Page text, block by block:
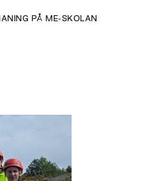
PÅ ME‑SKOLAN